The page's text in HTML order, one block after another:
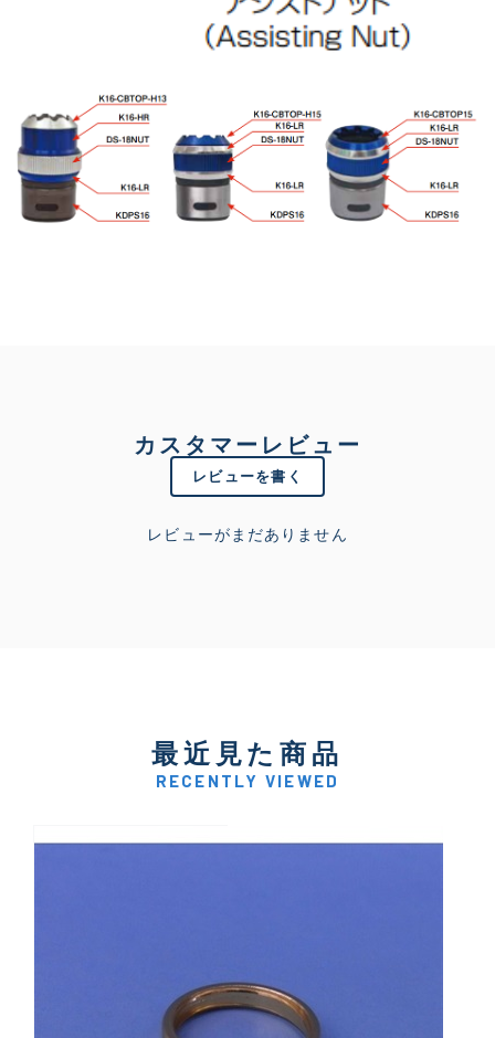
カスタマーレビュー
レビューを書く
レビューがまだありません
最近見た商品
RECENTLY VIEWED